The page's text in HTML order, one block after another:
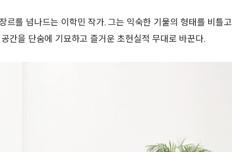
르를 넘나드는 이학민 작가. 그는 익숙한 기물의 형태를 비틀고
간을 단숨에 기묘하고 즐거운 초현실적 무대로 바꾼다.